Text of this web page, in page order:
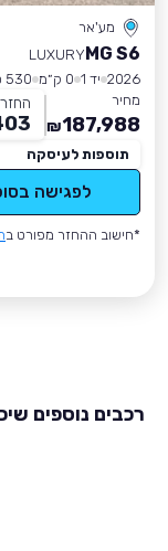
מע'אר
MG S6
LUXURY
2026 יד 1 0 ק״מ
530 טווח נסיעה
מחיר
187,988
₪
תוספות לעיסקה
לפגישה
*חישוב ההחזר מפורט ב
רכבים נוספים